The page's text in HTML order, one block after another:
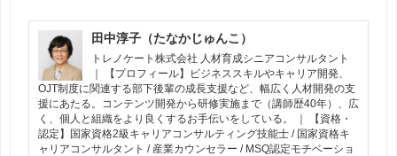
田中淳子（たなかじゅんこ）
トレノケート株式会社 人材育成シニアコンサルタント
｜ 【プロフィール】ビジネススキルやキャリア開発、
OJT制度に関連する部下後輩の成長支援など、幅広く人材開発の支
援にあたる。コンテンツ開発から研修実施まで（講師歴40年）、広
く、個人と組織をより良くするお手伝いをしている。 ｜ 【資格・
認定】国家資格2級キャリアコンサルティング技能士 / 国家資格キ
ャリアコンサルタント / 産業カウンセラー / MSQ認定モチベーショ